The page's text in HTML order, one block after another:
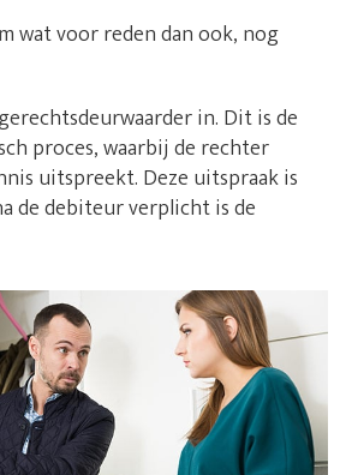
wat voor reden dan ook, nog
in. Dit is de
proces, waarbij de rechter
uitspreekt. Deze uitspraak is
de debiteur verplicht is de